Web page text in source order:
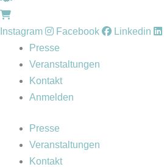
Instagram Facebook Linkedin
Presse
Veranstaltungen
Kontakt
Anmelden
Presse
Veranstaltungen
Kontakt